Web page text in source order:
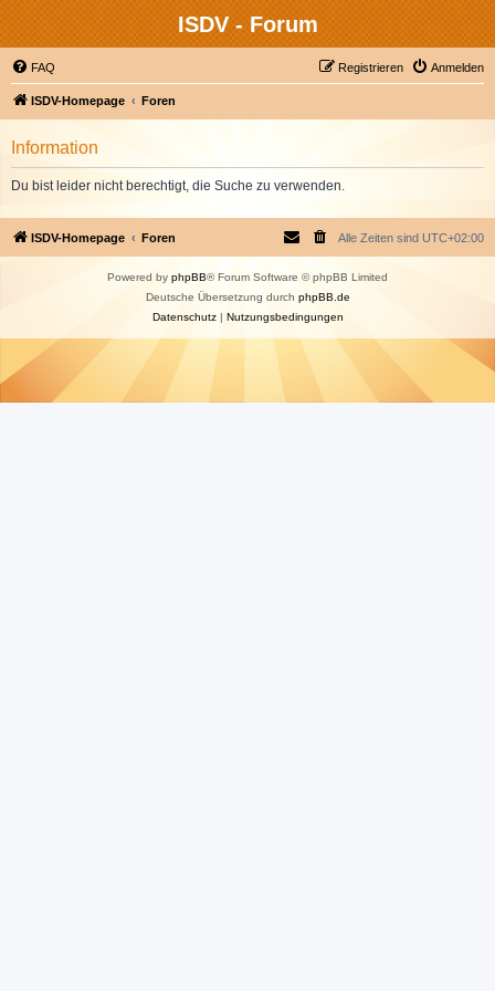
ISDV - Forum
FAQ Anmelden
Registrieren
ISDV-Homepage Foren
Information
Du bist leider nicht berechtigt, die Suche zu verwenden.
ISDV-Homepage Foren Alle Zeiten sind UTC+02:00
Powered by phpBB® Forum Software © phpBB Limited
Deutsche Übersetzung durch phpBB.de
Datenschutz| Nutzungsbedingungen